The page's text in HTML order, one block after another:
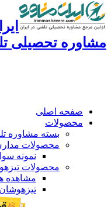
مشاوره تحصیلی
صفحه اصلی
محصولات
بسته مشاوره
محصولات
نمونه
محصولات
مشاهده